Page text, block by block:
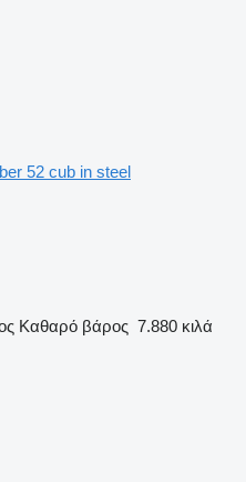
52 cub in steel
Καθαρό βάρος 7.880 κιλά